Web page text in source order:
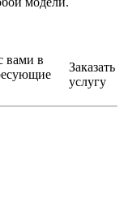
вами в
Заказать
услугу